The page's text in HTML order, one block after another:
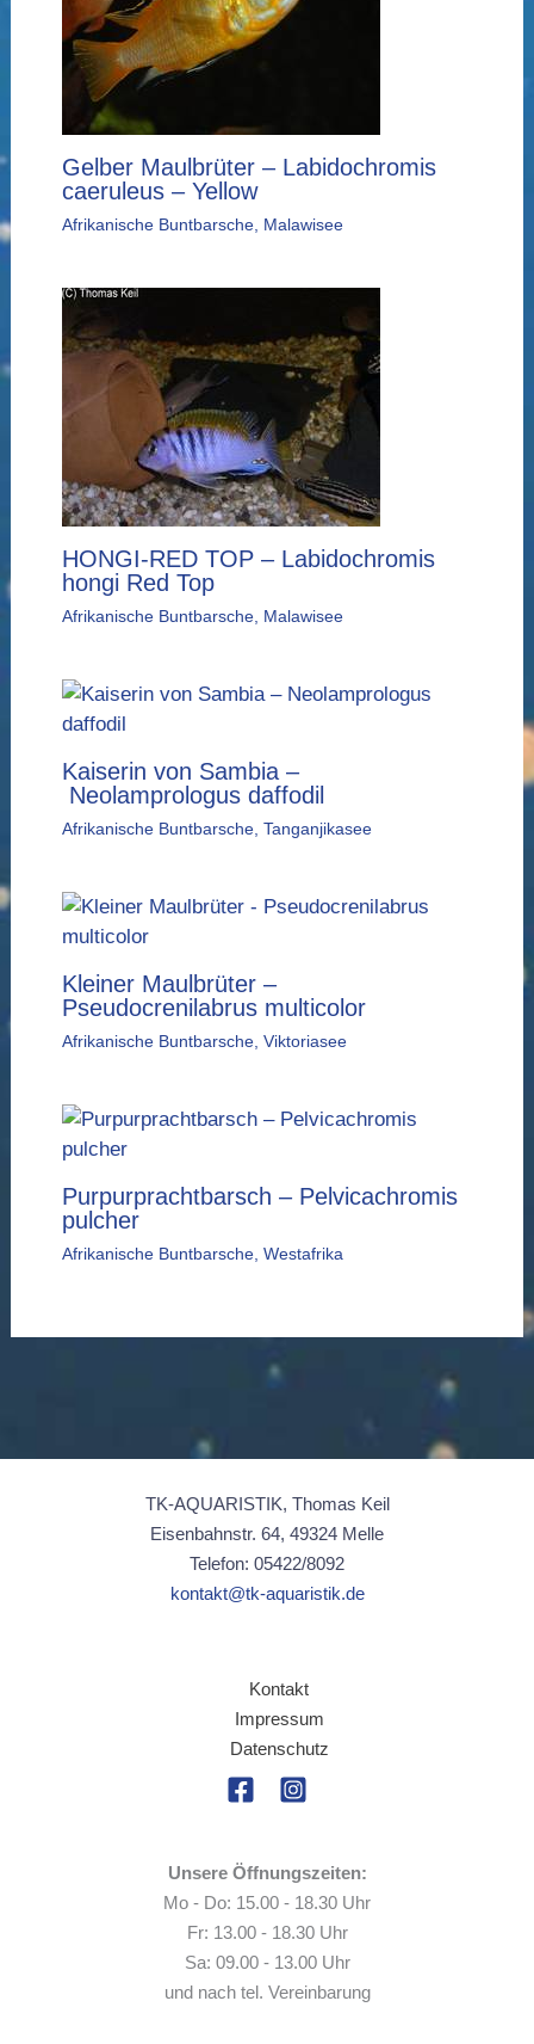
Gelber Maulbrüter – Labidochromis
caeruleus – Yellow
Afrikanische Buntbarsche, Malawisee
HONGI-RED TOP – Labidochromis
hongi Red Top
Afrikanische Buntbarsche, Malawisee
Kaiserin von Sambia –
Neolamprologus daffodil
Afrikanische Buntbarsche, Tanganjikasee
Kleiner Maulbrüter –
Pseudocrenilabrus multicolor
Afrikanische Buntbarsche, Viktoriasee
Purpurprachtbarsch – Pelvicachromis
pulcher
Afrikanische Buntbarsche, Westafrika
TK-AQUARISTIK, Thomas Keil
Eisenbahnstr. 64, 49324 Melle
Telefon: 05422/8092
kontakt@tk-aquaristik.de
Kontakt
Impressum
Datenschutz
Unsere Öffnungszeiten:
Mo - Do: 15.00 - 18.30 Uhr
Fr: 13.00 - 18.30 Uhr
Sa: 09.00 - 13.00 Uhr
und nach tel. Vereinbarung